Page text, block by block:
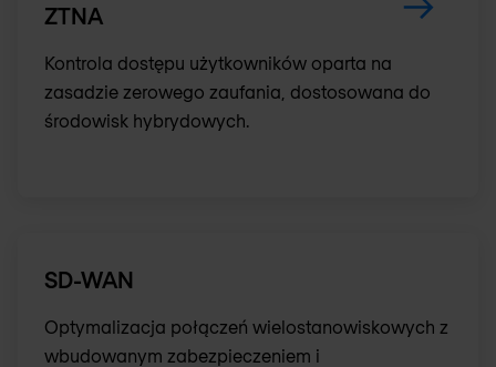
ZTNA
Kontrola dostępu użytkowników oparta na
zasadzie zerowego zaufania, dostosowana do
środowisk hybrydowych.
SD-WAN
Optymalizacja połączeń wielostanowiskowych z
wbudowanym zabezpieczeniem i